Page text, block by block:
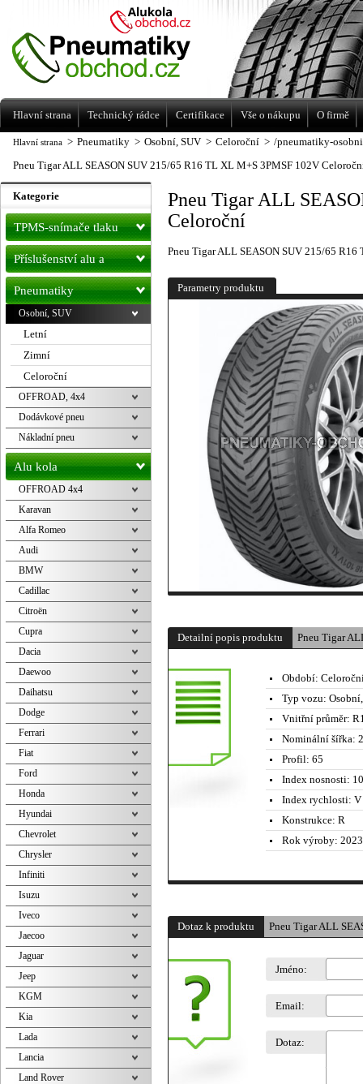
Hlavní strana > Pneumatiky > Osobní, SUV > Celoroční > /pneumatiky-
Pneu Tigar ALL SEASON SUV 215/65 R16 TL XL M+S 3PMSF 102V
Pneu Tigar ALL
Celoroční
Pneu Tigar ALL SEASON SUV 215/65
Parametry produktu
Detailní popis produktu Pneu Tigar
Období:
Typ vozu:
Vnitřní průměr:
Nominální šířka:
Profil: 65
Index nosnosti:
Index rychlosti: V
Konstrukce: R
Rok výroby:
Dotaz k produktu Pneu Tigar ALL
Jméno:
Email:
Dotaz:
Kategorie
TPMS-snímače tlaku
Příslušenství alu a
pneu
Pneumatiky
Osobní, SUV
Letní
Zimní
Celoroční
OFFROAD, 4x4
Dodávkové pneu
Nákladní pneu
Alu kola
OFFROAD 4x4
Karavan
Alfa Romeo
Audi
BMW
Cadillac
Citroën
Cupra
Dacia
Daewoo
Daihatsu
Dodge
Ferrari
Fiat
Ford
Honda
Hyundai
Chevrolet
Chrysler
Infiniti
Isuzu
Iveco
Jaecoo
Jaguar
Jeep
KGM
Kia
Lada
Lancia
Land Rover
Levné pneumatiky letní, zimní, Alu kola
a litá kola Racing Line
Hlavní strana Technický rádce Certifikace Vše o nákupu O firmě